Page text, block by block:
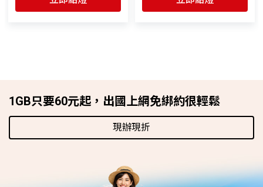
1GB只要60元起，出國上網免綁約很輕鬆
現辦現折